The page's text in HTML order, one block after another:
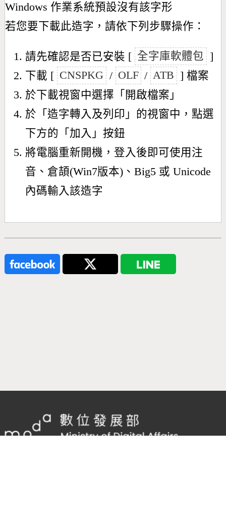
Windows 作業系統預設沒有該字形
若您要下載此造字，請依下列步驟操作：
請先確認是否已安裝 [ 全字庫軟體包 ]
下載 [ CNSPKG / OLF / ATB ] 檔案
於下載視窗中選擇「開啟檔案」
於「造字轉入及列印」的視窗中，點選
下方的「加入」按鈕
將電腦重新開機，登入後即可使用注
音、倉頡(Win7版本)、Big5 或 Unicode
內碼輸入該造字